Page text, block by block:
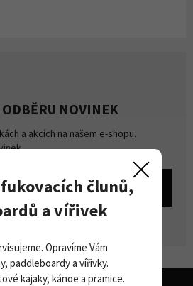
NOVINEK
a akcích na našem e-shopu.
člunů,
a vířivek
Opravíme Vám
paddleboardy a vířivky.
kajaky, kánoe a pramice.